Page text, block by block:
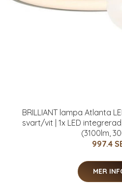
BRILLIANT lampa Atlanta
svart/vit | 1x LED
(3100lm,
997.4
MER